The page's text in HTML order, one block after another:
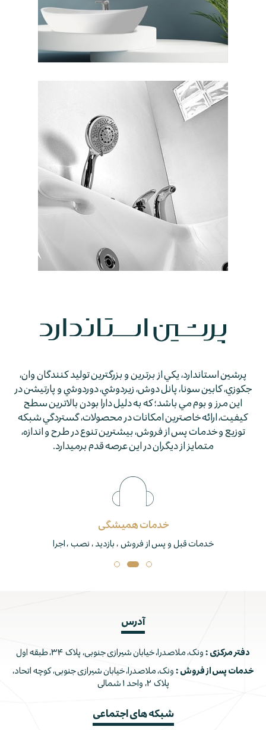
پرشين استاندارد، يكي از برترين و بزرگترين توليد كنندگان وان،
جكوزي، كابين سونا، پانل دوش، زيردوشي، دوردوشي و پارتيشن در
اين مرز و بوم مي باشد؛ كه به دليل دارا بودن بالاترين سطح
كيفيت، ارائه خاصترين امكانات در محصولات، گستردگي شبكه
توزيع و خدمات پس از فروش، بيشترين تنوع در طرح و اندازه،
متمايز از ديگران در اين عرصه قدم برمي­دارد.
خدمات همیشگی
خدمات قبل و پس از فروش ، بازدید ، نصب ، اجرا
آدرس
دفتر مرکزی : ونک، ملاصدرا، خیابان شیرازی جنوبی، پلاک ۳۴، طبقه اول
خدمات پس از فروش : ونک، ملاصدرا، خیابان شیرازی جنوبی، کوچه اتحاد،
پلاک ۲، واحد ۱ شمالی
شبکه های اجتماعی